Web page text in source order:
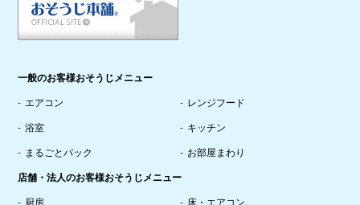
一般のお客様おそうじメニュー
エアコン レンジフード
浴室 キッチン
まるごとパック お部屋まわり
店舗・法人のお客様おそうじメニュー
厨房 床・エアコン